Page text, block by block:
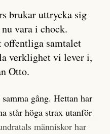
brukar uttrycka sig
vara i chock.
offentliga samtalet
verklighet vi lever i,
Otto.
gång. Hettan har
står höga strax utanför
människor har